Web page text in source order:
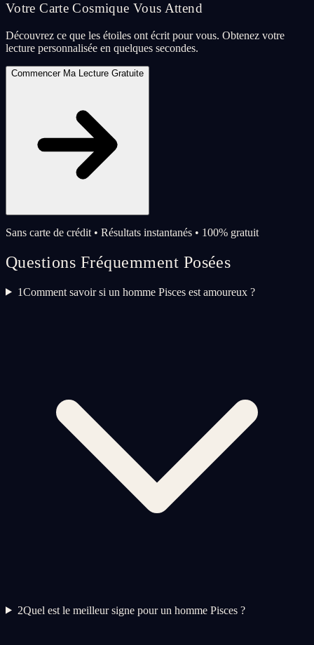
Votre Carte Cosmique Vous Attend
Découvrez ce que les étoiles ont écrit pour vous. Obtenez votre
lecture personnalisée en quelques secondes.
Commencer Ma Lecture Gratuite
Sans carte de crédit • Résultats instantanés • 100% gratuit
Questions Fréquemment Posées
1Comment savoir si un homme Pisces est amoureux ?
2Quel est le meilleur signe pour un homme Pisces ?